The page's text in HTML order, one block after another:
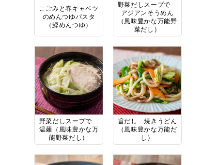
こごみと春キャベツ
のめんつゆパスタ
（鰹めんつゆ）
野菜だしスープで
アジアンそうめん
（風味豊かな万能野
菜だし）
野菜だしスープで
温麺（風味豊かな万
能野菜だし）
旨だし 焼きうどん
（風味豊かな万能だ
し）